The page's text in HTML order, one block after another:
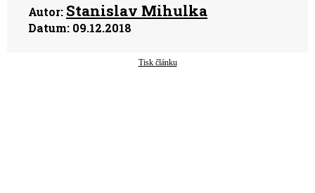
Autor: Stanislav Mihulka
Datum: 09.12.2018
Tisk článku